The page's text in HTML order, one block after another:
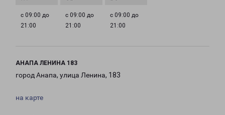
с 09:00 до
21:00
с 09:00 до
21:00
с 09:00 до
21:00
АНАПА ЛЕНИНА 183
город Анапа, улица Ленина, 183
на карте